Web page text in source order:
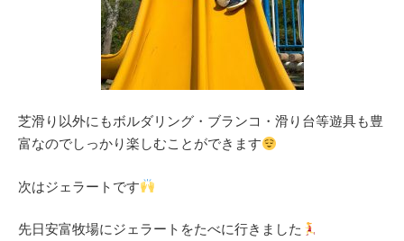
芝滑り以外にもボルダリング・ブランコ・滑り台等遊具も豊
富なのでしっかり楽しむことができます
次はジェラートです
先日安富牧場にジェラートをたべに行きました